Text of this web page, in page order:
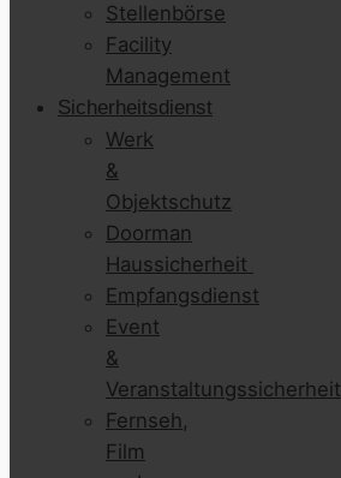
Stellenbörse
Facility
Management
Sicherheitsdienst
Werk
&
Objektschutz
Doorman
Haussicherheit
Empfangsdienst
Event
&
Veranstaltungssicherheit
Fernseh,
Film